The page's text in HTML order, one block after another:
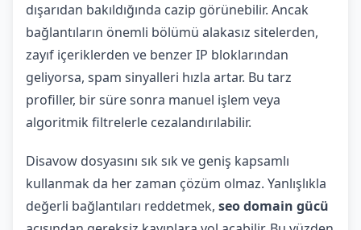
dışarıdan bakıldığında cazip görünebilir. Ancak
bağlantıların önemli bölümü alakasız sitelerden,
zayıf içeriklerden ve benzer IP bloklarından
geliyorsa, spam sinyalleri hızla artar. Bu tarz
profiller, bir süre sonra manuel işlem veya
algoritmik filtrelerle cezalandırılabilir.
Disavow dosyasını sık sık ve geniş kapsamlı
kullanmak da her zaman çözüm olmaz. Yanlışlıkla
değerli bağlantıları reddetmek, seo domain gücü